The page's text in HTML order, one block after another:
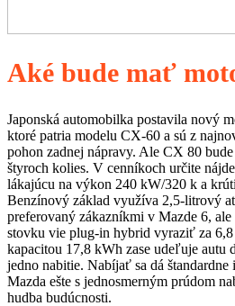
Aké bude mať
Japonská automobilka postavila nový
ktoré patria modelu CX-60 a sú z
pohon zadnej nápravy. Ale CX 80
štyroch kolies. V cenníkoch určite
lákajúcu na výkon 240 kW/320 k a
Benzínový základ využíva 2,5-litrový
preferovaný zákazníkmi v Mazde 6,
stovku vie plug-in hybrid vyraziť za 6,8
kapacitou 17,8 kWh zase udeľuje autu
jedno nabitie. Nabíjať sa dá štandardne
Mazda ešte s jednosmerným prúdom
hudba budúcnosti.